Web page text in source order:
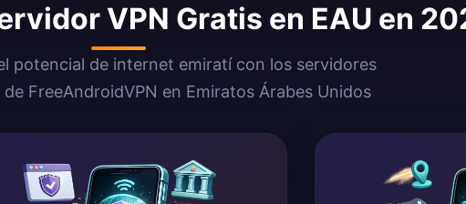
VPN Gratis en EAU en
potencial de internet emiratí con los servidores
FreeAndroidVPN en Emiratos Árabes Unidos